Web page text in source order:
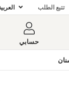
العربية تتبع الطلب
حسابي